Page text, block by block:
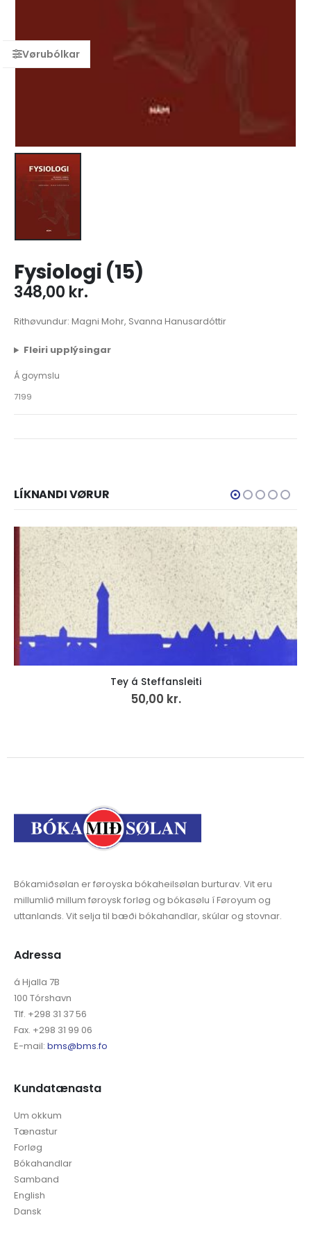
Fysiologi (15)
348,00 kr.
Rithøvundur: Magni Mohr, Svanna Hanusardóttir
Fleiri upplýsingar
Á goymslu
7199
LÍKNANDI VØRUR
Tey á Steffansleiti
50,00 kr.
Bókamiðsølan er føroyska bókaheilsølan burturav. Vit eru
millumlið millum føroysk forløg og bókasølu í Føroyum og
uttanlands. Vit selja til bæði bókahandlar, skúlar og stovnar.
Adressa
á Hjalla 7B
100 Tórshavn
Tlf. +298 31 37 56
Fax. +298 31 99 06
E-mail: bms@bms.fo
Kundatænasta
Um okkum
Tænastur
Forløg
Bókahandlar
Samband
English
Dansk